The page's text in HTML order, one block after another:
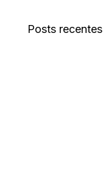
Posts recentes